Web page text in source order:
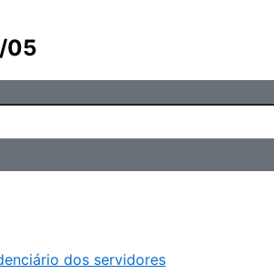
05
dos servidores